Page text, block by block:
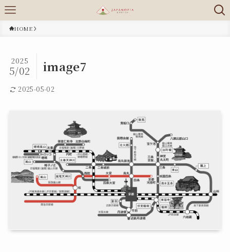
HOME
image7
2025
5/02
2025-05-02